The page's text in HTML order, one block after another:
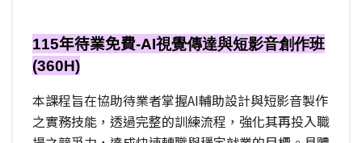
115年待業免費-AI視覺傳達與短影音創作班
(360H)
本課程旨在協助待業者掌握AI輔助設計與短影音製作
之實務技能，透過完整的訓練流程，強化其再投入職